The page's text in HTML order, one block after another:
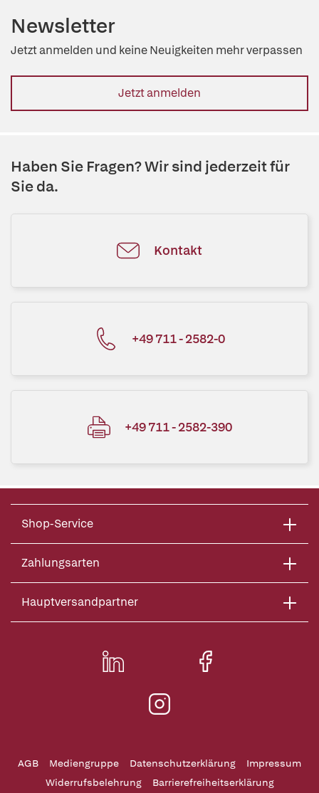
Newsletter
Jetzt anmelden und keine Neuigkeiten mehr verpassen
Jetzt anmelden
Haben Sie Fragen? Wir sind jederzeit für
Sie da.
Kontakt
+49 711 - 2582-0
+49 711 - 2582-390
Shop-Service
Zahlungsarten
Hauptversandpartner
AGB Mediengruppe Datenschutzerklärung
Impressum
Widerrufsbelehrung
Barrierefreiheitserklärung